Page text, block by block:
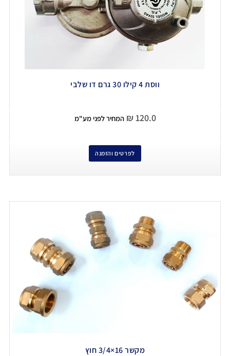
ווסת 4 קילו 30 גרם דו שלבי
₪ 120.0 המחיר לפני מע"מ
לפרטים והזמנה
מקשר 16×3/4 חוץ